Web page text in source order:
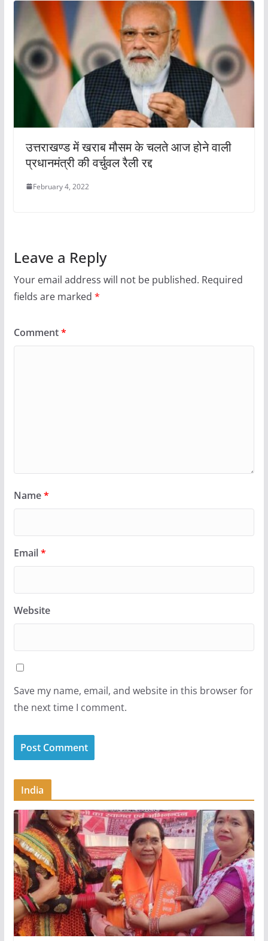
उत्तराखण्ड में खराब मौसम के चलते आज होने वाली
प्रधानमंत्री की वर्चुवल रैली रद्द
February 4, 2022
Leave a Reply
Your email address will not be published. Required
fields are marked *
Comment*
Name*
Email*
Website
Save my name, email, and website in this browser for
the next time I comment.
India